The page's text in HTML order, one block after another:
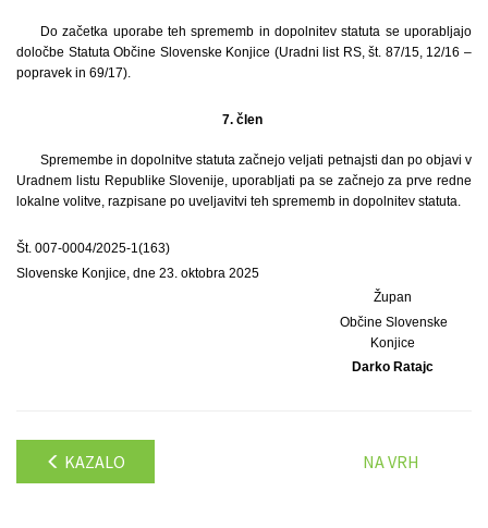
Do začetka uporabe teh sprememb in dopolnitev statuta se uporabljajo
določbe Statuta Občine Slovenske Konjice (Uradni list RS, št. 87/15, 12/16 –
popravek in 69/17).
7. člen
Spremembe in dopolnitve statuta začnejo veljati petnajsti dan po objavi v
Uradnem listu Republike Slovenije, uporabljati pa se začnejo za prve redne
lokalne volitve, razpisane po uveljavitvi teh sprememb in dopolnitev statuta.
Št. 007-0004/2025-1(163)
Slovenske Konjice, dne 23. oktobra 2025
Župan
Občine Slovenske
Konjice
Darko Ratajc
KAZALO NA VRH